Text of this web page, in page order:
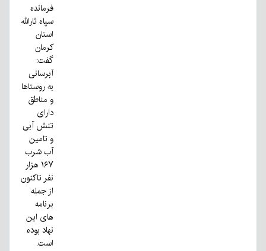
فرمانده
سپاه ثارالله
استان
کرمان
گفت:
آبرسانی
به روستاها
و مناطق
دارای
تنش آبی
و تامین
آب شرب
۱۶۷ هزار
نفر تاکنون
از جمله
برنامه
های این
نهاد بوده
است.